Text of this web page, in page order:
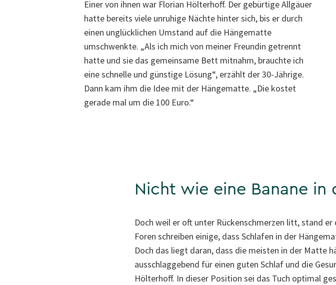
Einer von ihnen war Florian Hölterhoff. Der gebürtige Allgäuer
hatte bereits viele unruhige Nächte hinter sich, bis er durch
einen unglücklichen Umstand auf die Hängematte
umschwenkte. „Als ich mich von meiner Freundin getrennt
hatte und sie das gemeinsame Bett mitnahm, brauchte ich
eine schnelle und günstige Lösung“, erzählt der 30-Jährige.
Dann kam ihm die Idee mit der Hängematte. „Die kostet
gerade mal um die 100 Euro.“
Nicht wie eine Banane in
Doch weil er oft unter Rückenschmerzen litt, stand
Foren schreiben einige, dass Schlafen in der
Doch das liegt daran, dass die meisten in der Matte
ausschlaggebend für einen guten Schlaf und die
Hölterhoff. In dieser Position sei das Tuch optimal